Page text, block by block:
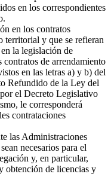
en los correspondientes
en los contratos
territorial y que se refieran
la legislación de
de arrendamiento
en las letras a) y b) del
Refundido de la Ley del
el Decreto Legislativo
le corresponderá
contrataciones
las Administraciones
necesarios para el
y, en particular,
obtención de licencias y